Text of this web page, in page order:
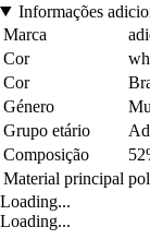
Informações
Marca
Cor
Cor
Género
Grupo etário
Composição
Material principal
Loading...
Loading...